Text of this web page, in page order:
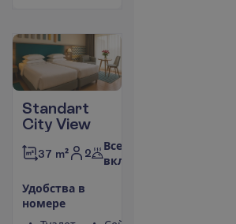
Standart
City View
37 m² 2
Все
включено
Удобства в
номере